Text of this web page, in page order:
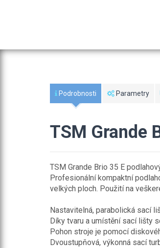
Podrobnosti Parametry
TSM Grande
TSM Grande Brio 35 E
Profesionální kompaktní
velkých ploch. Použití na
Nastavitelná, parabolická sací
Díky tvaru a umístění sací lišty
Pohon stroje je pomocí
Dvoustupňová, výkonná sací